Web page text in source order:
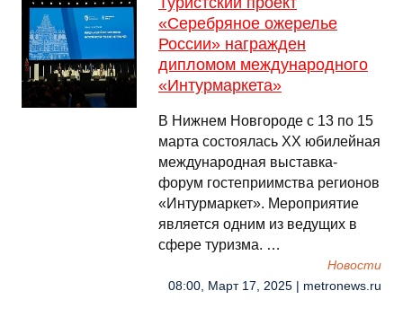
«Серебряное ожерелье
России» награжден
дипломом международного
«Интурмаркета»
В Нижнем Новгороде с 13 по 15
марта состоялась ХХ юбилейная
международная выставка-
форум гостеприимства регионов
«Интурмаркет». Мероприятие
является одним из ведущих в
сфере туризма. …
Новости
08:00, Март 17, 2025 | metronews.ru